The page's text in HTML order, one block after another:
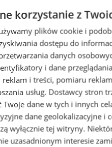
korzystanie z
plików cookie i
dostępu do
danych
i dane
reklam i treści, pomiaru
usług. Dostawcy stron
Twoje dane w tych i innych
dane geolokalizacyjne i
wyłącznie tej witryny.
uzasadnionym interesie